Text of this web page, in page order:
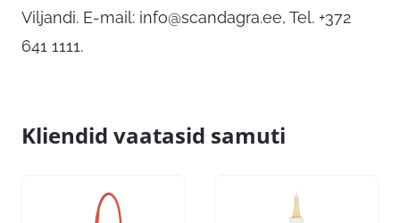
Viljandi. E-mail: info@scandagra.ee, Tel. +372
641 1111.
Kliendid vaatasid samuti